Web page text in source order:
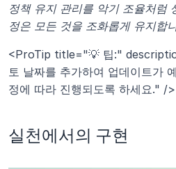
정책 유지 관리를 악기 조율처럼
정은 모든 것을 조화롭게 유지합
<ProTip title="💡 팁:"
토 날짜를 추가하여 업데이트가
정에 따라 진행되도록 하세요." />
실천에서의 구현